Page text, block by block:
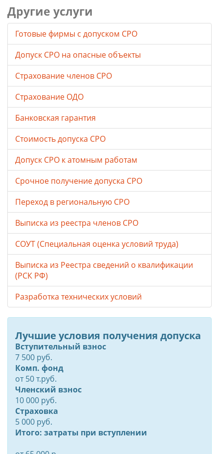
Другие услуги
Готовые фирмы с допуском СРО
Допуск СРО на опасные объекты
Страхование членов СРО
Страхование ОДО
Банковская гарантия
Стоимость допуска СРО
Допуск СРО к атомным работам
Срочное получение допуска СРО
Переход в региональную СРО
Выписка из реестра членов СРО
СОУТ (Специальная оценка условий труда)
Выписка из Реестра сведений о квалификации
(РСК РФ)
Разработка технических условий
Лучшие условия получения допуска
Вступительный взнос
7 500 руб.
Комп. фонд
от50т.руб.
Членский взнос
10 000 руб.
Страховка
5 000 руб.
Итого: затраты при вступлении